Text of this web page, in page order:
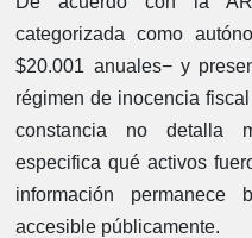
categorizada como
$20.001 anuales− y
régimen de inocencia
constancia no detalla
especifica qué activos
información
accesible públicamente.